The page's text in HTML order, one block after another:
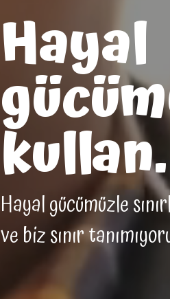
Hayal
kullan.
Hayal gücümüzle
ve biz sınır